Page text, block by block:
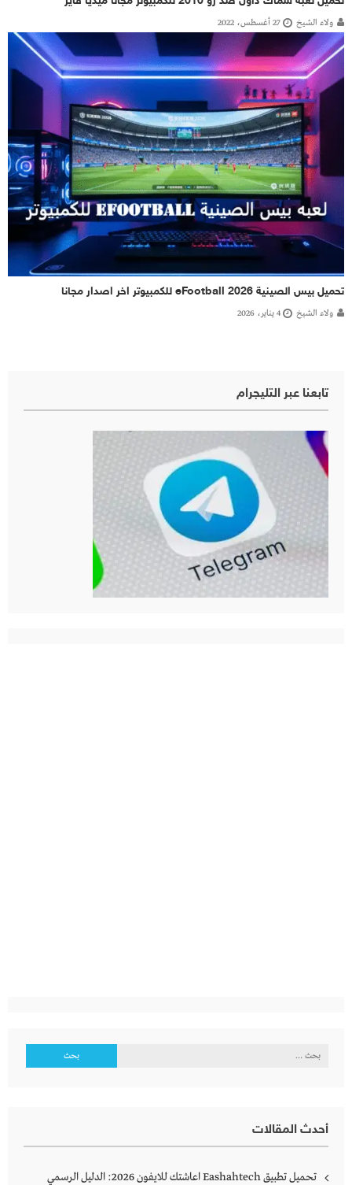
ولاء الشيخ 27 أغسطس، 2022
تحميل بيس الصينية eFootball 2026 للكمبيوتر اخر اصدار مجانا
ولاء الشيخ 4 يناير، 2026
تابعنا عبر التليجرام
البحث
أحدث المقالات
تحميل تطبيق Eashahtech اعاشتك للايفون 2026: الدليل الرسمي